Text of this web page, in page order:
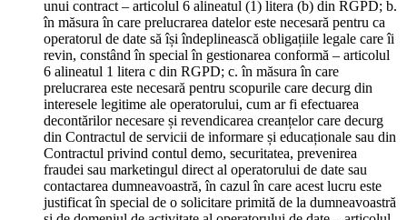
unui contract – articolul 6 alineatul (1) litera (b) din RGPD; b.
în măsura în care prelucrarea datelor este necesară pentru ca
operatorul de date să își îndeplinească obligațiile legale care îi
revin, constând în special în gestionarea conformă – articolul
6 alineatul 1 litera c din RGPD; c. în măsura în care
prelucrarea este necesară pentru scopurile care decurg din
interesele legitime ale operatorului, cum ar fi efectuarea
decontărilor necesare și revendicarea creanțelor care decurg
din Contractul de servicii de informare și educaționale sau din
Contractul privind contul demo, securitatea, prevenirea
fraudei sau marketingul direct al operatorului de date sau
contactarea dumneavoastră, în cazul în care acest lucru este
justificat în special de o solicitare primită de la dumneavoastră